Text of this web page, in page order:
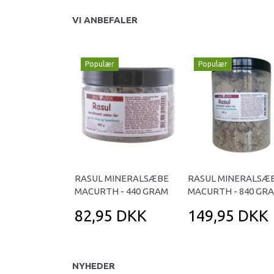
VI ANBEFALER
Populær
RASUL MINERALSÆBE
MACURTH - 440 GRAM
82,95 DKK
Populær
RASUL
MACURTH - 840
149,95 DKK
NYHEDER